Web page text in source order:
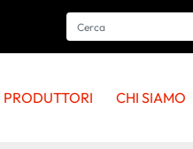
PRODUTTORI CHI SIAMO